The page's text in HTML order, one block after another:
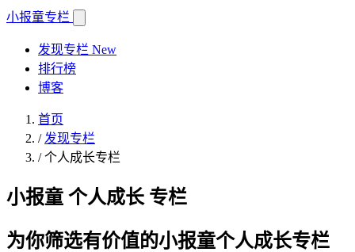
小报童专栏
发现专栏 New
排行榜
博客
首页
/ 发现专栏
/个人成长专栏
小报童 个人成长 专栏
为你筛选有价值的小报童个人成长专栏